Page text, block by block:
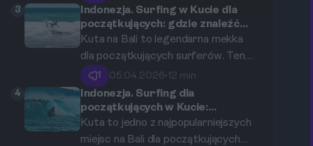
sercu Bali.
najlepszą szkołę surfingu, zrozumieć
podstawy i bezpiecznie złapać swoją
pierwszą falę w indonezyjskim raju.
3
Indonezja. Surfing w Kucie dla
początkujących: gdzie znaleźć
najlepsze szkółki i na co uważać?
Kuta na Bali to legendarna mekka
dla początkujących surferów. Ten
przewodnik pomoże Ci znaleźć
idealną szkołę surfingową,
zrozumieć podstawy
bezpieczeństwa i w pełni cieszyć się
pierwszymi falami w rajskich
1 05.04.2026•12 min
4
Indonezja. Surfing dla
początkujących w Kucie:
Najlepsze szkółki i porady
Kuta to jedno z najpopularniejszych
miejsc na Bali dla początkujących